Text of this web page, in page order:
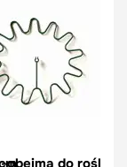
obejma do roślin,